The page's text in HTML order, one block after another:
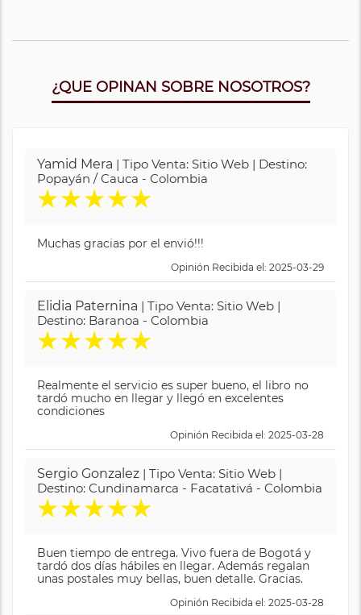
¿QUE OPINAN SOBRE NOSOTROS?
Yamid Mera | Tipo Venta: Sitio Web | Destino:
Popayán / Cauca - Colombia
★★★★★
Muchas gracias por el envió!!!
Opinión Recibida el: 2025-03-29
Elidia Paternina | Tipo Venta: Sitio Web |
Destino: Baranoa - Colombia
★★★★★
Realmente el servicio es super bueno, el libro no
tardó mucho en llegar y llegó en excelentes
condiciones
Opinión Recibida el: 2025-03-28
Sergio Gonzalez | Tipo Venta: Sitio Web |
Destino: Cundinamarca - Facatativá - Colombia
★★★★★
Buen tiempo de entrega. Vivo fuera de Bogotá y
tardó dos días hábiles en llegar. Además regalan
unas postales muy bellas, buen detalle. Gracias.
Opinión Recibida el: 2025-03-28